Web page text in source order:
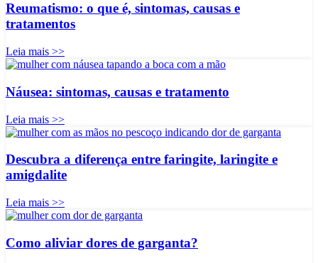
Reumatismo: o que é, sintomas, causas e
tratamentos
Leia mais >>
Náusea: sintomas, causas e tratamento
Leia mais >>
Descubra a diferença entre faringite, laringite e
amigdalite
Leia mais >>
Como aliviar dores de garganta?